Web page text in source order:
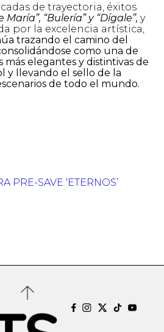
de trayectoria, éxitos
María”, “Bulería” y “Dígale”, y
por la excelencia artística,
trazando el camino del
como una de
más elegantes y distintivas de
y llevando el sello de la
de todo el mundo.
PRE-SAVE ‘ETERNOS’